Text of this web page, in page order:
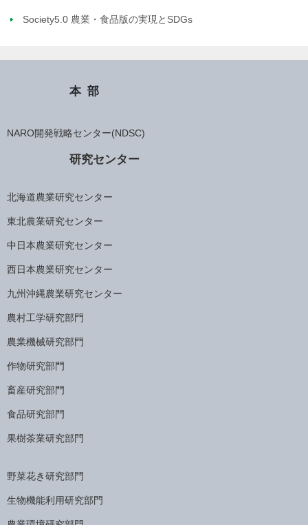
Society5.0 農業・食品版の実現とSDGs
本部
NARO開発戦略センター(NDSC)
研究センター
北海道農業研究センター
東北農業研究センター
中日本農業研究センター
西日本農業研究センター
九州沖縄農業研究センター
農村工学研究部門
農業機械研究部門
作物研究部門
畜産研究部門
食品研究部門
果樹茶業研究部門
野菜花き研究部門
生物機能利用研究部門